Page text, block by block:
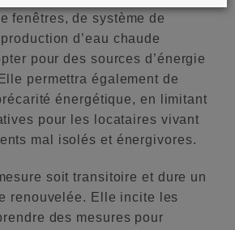
fenêtres, de système de
d’eau chaude
pour des sources d’énergie
permettra également de
énergétique, en limitant
pour les locataires vivant
mal isolés et énergivores.
soit transitoire et dure un
renouvelée. Elle incite les
des mesures pour